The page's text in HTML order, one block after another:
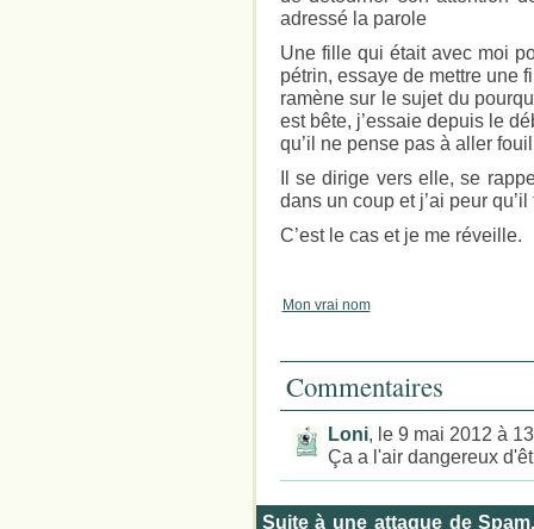
adressé la parole
Une fille qui était avec moi
pétrin, essaye de mettre une
ramène sur le sujet du
est bête, j’essaie depuis le
qu’il ne pense pas à aller
Il se dirige vers elle, se
dans un coup et j’ai peur
C’est le cas et je me réveille.
Mon vrai nom
Commentaires
Loni, le 9 mai 2012 à
Ça a l'air dangereux
Suite à une attaque de